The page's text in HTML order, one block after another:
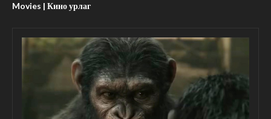
Movies | Кино урлаг